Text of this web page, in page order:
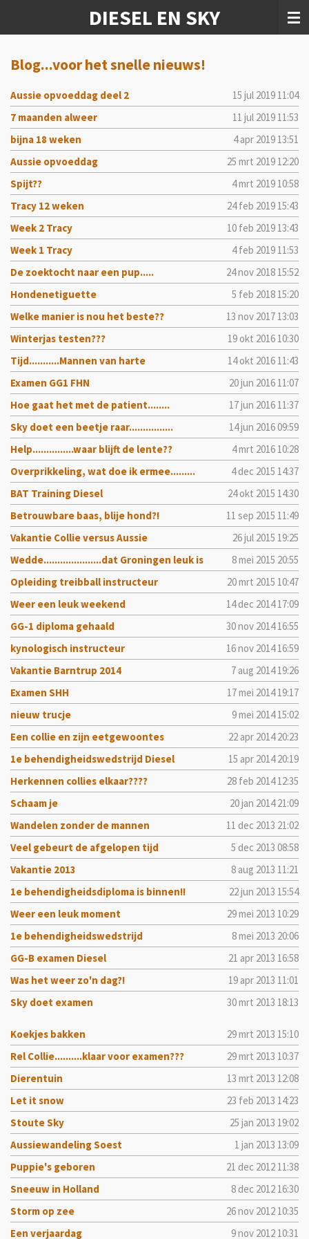
de
hoofdinhoud
DIESEL EN SKY
Blog...voor het snelle nieuws!
Aussie opvoeddag deel 2 15 jul 2019 11:04
7 maanden alweer
11 jul 2019 11:53
bijna 18 weken
4 apr 2019 13:51
Aussie opvoeddag
25 mrt 2019 12:20
Spijt??
4 mrt 2019 10:58
Tracy 12 weken
24 feb 2019 15:43
Week 2 Tracy
10 feb 2019 13:43
Week 1 Tracy
4 feb 2019 11:53
De zoektocht naar een pup.....
24 nov 2018 15:52
Hondenetiguette
5 feb 2018 15:20
Welke manier is nou het beste??
13 nov 2017 13:03
Winterjas testen???
19 okt 2016 10:30
Tijd...........Mannen van harte
14 okt 2016 11:43
Examen GG1 FHN
20 jun 2016 11:07
Hoe gaat het met de patient........
17 jun 2016 11:37
Sky doet een beetje raar................
14 jun 201609:59
Help...............waar blijft de lente??
4 mrt 2016 10:28
Overprikkeling, wat doe ik ermee.........
4 dec 2015 14:37
BAT Training Diesel
24 okt 2015 14:30
Betrouwbare baas, blije hond?!
11 sep 2015 11:49
Vakantie Collie versus Aussie
26 jul 2015 19:25
Wedde.....................dat Groningen leuk is
8 mei 2015 20:55
Opleiding treibball instructeur
20 mrt 2015 10:47
Weer een leuk weekend
14 dec 2014 17:09
GG-1 diploma gehaald
30 nov 2014 16:55
kynologisch instructeur
16 nov 2014 16:59
Vakantie Barntrup 2014
7 aug 2014 19:26
Examen SHH
17 mei 2014 19:17
nieuw trucje
9 mei 2014 15:02
Een collie en zijn eetgewoontes
22 apr 2014 20:23
1e behendigheidswedstrijd Diesel
15 apr 2014 20:19
Herkennen collies elkaar????
28 feb 2014 12:35
Schaam je
20 jan 2014 21:09
Wandelen zonder de mannen
11 dec 2013 21:02
Veel gebeurt de afgelopen tijd
5 dec 2013 08:58
Vakantie 2013
8 aug 2013 11:21
1e behendigheidsdiploma is binnen!!
22 jun 2013 15:54
Weer een leuk moment
29 mei 2013 10:29
1e behendigheidswedstrijd
8 mei 2013 20:06
GG-B examen Diesel
21 apr 2013 16:58
Was het weer zo'n dag?!
19 apr 2013 11:01
Sky doet examen
30 mrt 2013 18:13
Koekjes bakken 29 mrt 2013 15:10
Rel Collie..........klaar voor examen???
29 mrt 2013 10:37
Dierentuin
13 mrt 2013 12:08
Let it snow
23 feb 2013 14:23
Stoute Sky
25 jan 2013 19:02
Aussiewandeling Soest
1 jan 2013 13:09
Puppie's geboren
21 dec 2012 11:38
Sneeuw in Holland
8 dec 2012 16:30
Storm op zee
26 nov 2012 10:35
Een verjaardag
9 nov 2012 10:31